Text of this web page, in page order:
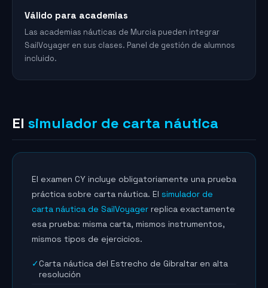
Válido para academias
Las academias náuticas de Murcia pueden integrar
SailVoyager en sus clases. Panel de gestión de alumnos
incluido.
El simulador de carta náutica
El examen CY incluye obligatoriamente una prueba
práctica sobre carta náutica. El simulador de
carta náutica de SailVoyager replica exactamente
esa prueba: misma carta, mismos instrumentos,
mismos tipos de ejercicios.
✓Carta náutica del Estrecho de Gibraltar en alta
resolución